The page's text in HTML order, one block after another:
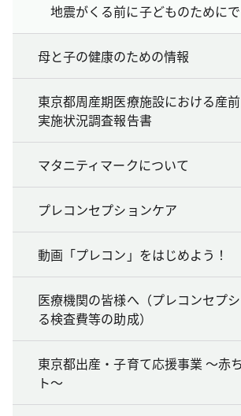
地震がくる前に子どものために
母と子の健康のための情報
東京都周産期医療施設における産
実施状況調査報告書
マタニティマークについて
プレコンセプションケア
動画「プレコン」をはじめよう！
医療機関の皆様へ（プレコンセプ
る検査費等の助成）
東京都出産・子育て応援事業 ～赤
ト～